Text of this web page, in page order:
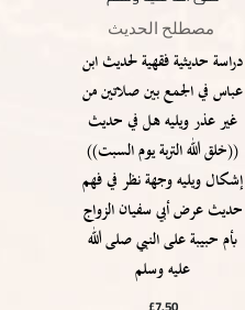
دراسة حديثية فقهية لحديث ابن
عباس في الجمع بين صلاتين من
غير عذر ويليه هل في حديث
((خلق الله التربة يوم السبت))
إشكال ويليه وجهة نظر في فهم
حديث عرض أبي سفيان الزواج
بأم حبيبة على النبي صلى الله
عليه وسلم